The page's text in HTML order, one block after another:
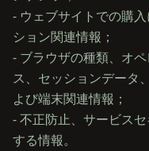
- ウェブサイトでの購
ション関連情報；
- ブラウザの種類、オ
ス、セッションデータ
よび端末関連情報；
- 不正防止、サービス